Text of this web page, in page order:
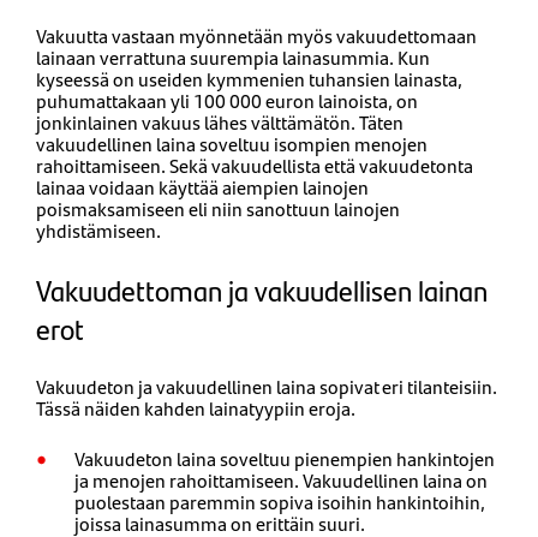
Vakuutta vastaan myönnetään myös vakuudettomaan
lainaan verrattuna suurempia lainasummia. Kun
kyseessä on useiden kymmenien tuhansien lainasta,
puhumattakaan yli 100 000 euron lainoista, on
jonkinlainen vakuus lähes välttämätön. Täten
vakuudellinen laina soveltuu isompien menojen
rahoittamiseen. Sekä vakuudellista että vakuudetonta
lainaa voidaan käyttää aiempien lainojen
poismaksamiseen eli niin sanottuun lainojen
yhdistämiseen.
Vakuudettoman ja vakuudellisen lainan
erot
Vakuudeton ja vakuudellinen laina sopivat eri tilanteisiin.
Tässä näiden kahden lainatyypiin eroja.
Vakuudeton laina soveltuu pienempien hankintojen
ja menojen rahoittamiseen. Vakuudellinen laina on
puolestaan paremmin sopiva isoihin hankintoihin,
joissa lainasumma on erittäin suuri.